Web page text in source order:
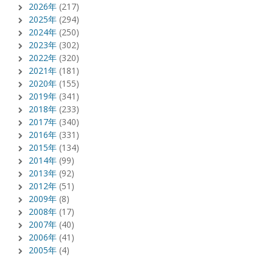
2026年 (217)
2025年 (294)
2024年 (250)
2023年 (302)
2022年 (320)
2021年 (181)
2020年 (155)
2019年 (341)
2018年 (233)
2017年 (340)
2016年 (331)
2015年 (134)
2014年 (99)
2013年 (92)
2012年 (51)
2009年 (8)
2008年 (17)
2007年 (40)
2006年 (41)
2005年 (4)